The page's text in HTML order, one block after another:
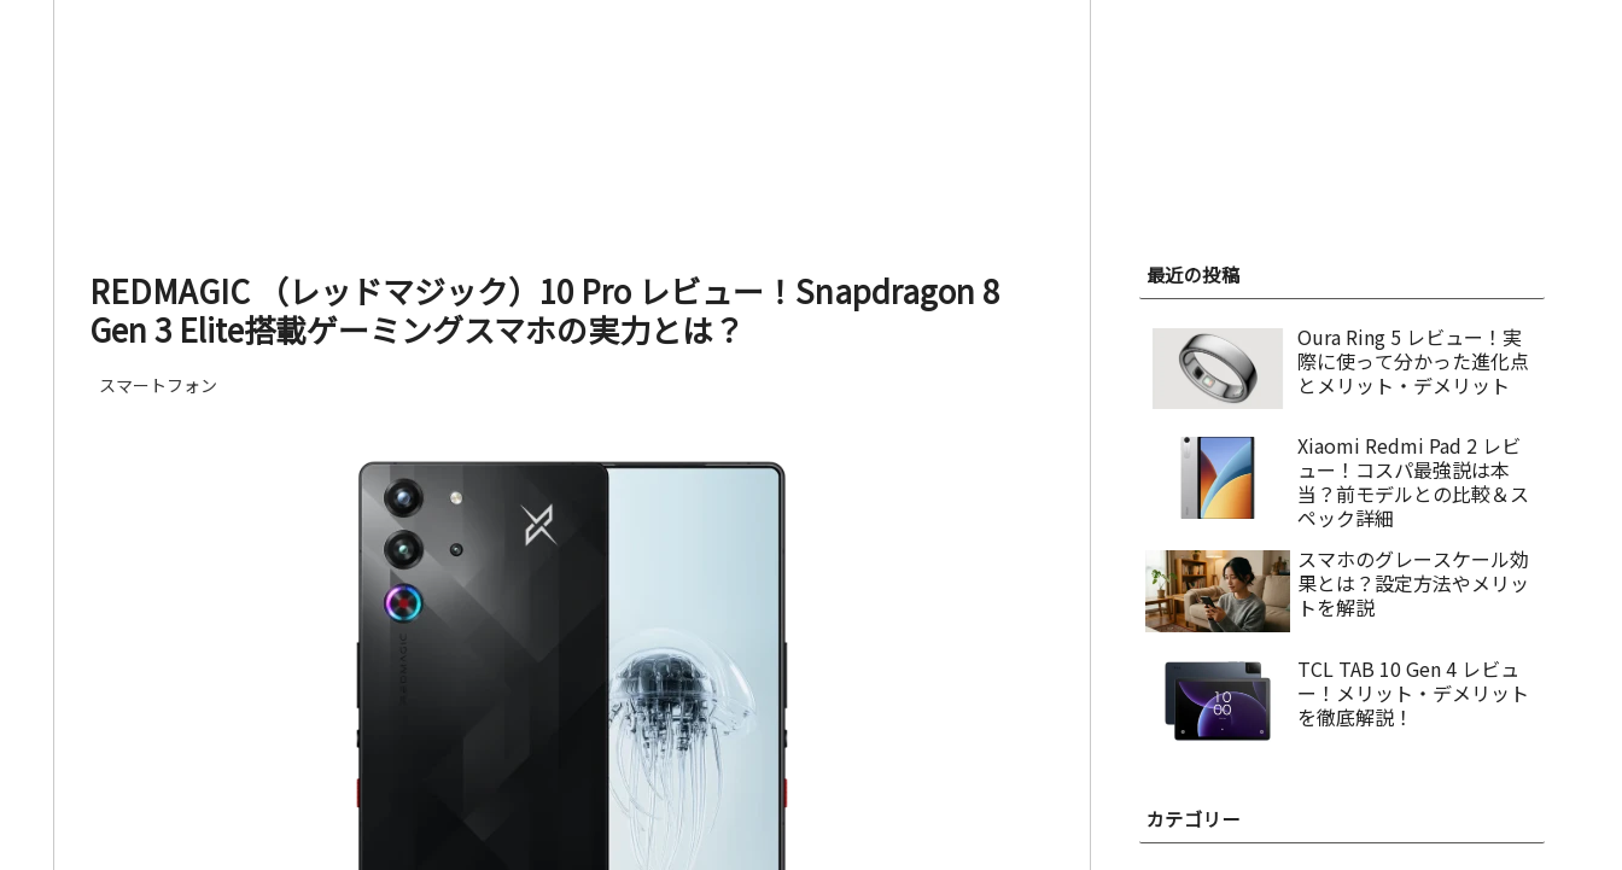
REDMAGIC （レッドマジック）10 Pro レビュー！Snapdragon 8
Gen 3 Elite搭載ゲーミングスマホの実力とは？
スマートフォン
最近の投稿
Oura Ring 5 レビュー！実
際に使って分かった進化点
とメリット・デメリット
Xiaomi Redmi Pad 2 レビ
ュー！コスパ最強説は本
当？前モデルとの比較＆ス
ペック詳細
スマホのグレースケール効
果とは？設定方法やメリッ
トを解説
TCL TAB 10 Gen 4 レビュ
ー！メリット・デメリット
を徹底解説！
カテゴリー